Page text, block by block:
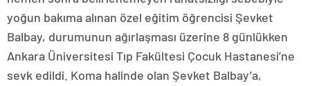
yoğun bakıma alınan özel eğitim öğrencisi Şevket
Balbay, durumunun ağırlaşması üzerine 8 günlükken
Ankara Üniversitesi Tıp Fakültesi Çocuk Hastanesi’ne
sevk edildi. Koma halinde olan Şevket Balbay’a,